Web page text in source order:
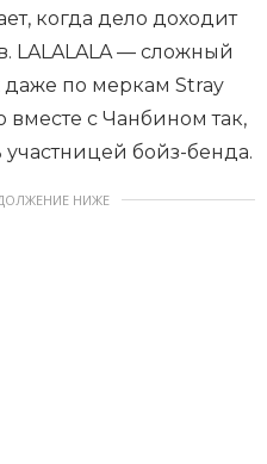
когда дело доходит
LALALALA — сложный
по меркам Stray
вместе с Чанбином так,
бойз-бенда.
НИЖЕ